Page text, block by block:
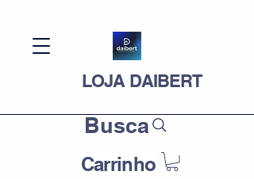
LOJA DAIBERT
Busca
Carrinho